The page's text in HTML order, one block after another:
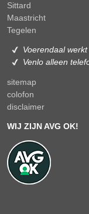
Sittard
Maastricht
Tegelen
Voerendaal
Venlo alleen
sitemap
colofon
disclaimer
WIJ ZIJN AVG OK!